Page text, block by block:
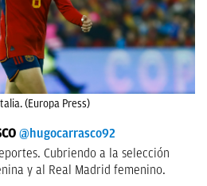
(Europa Press)
@hugocarrasco92
Cubriendo a la selección
y al Real Madrid femenino.